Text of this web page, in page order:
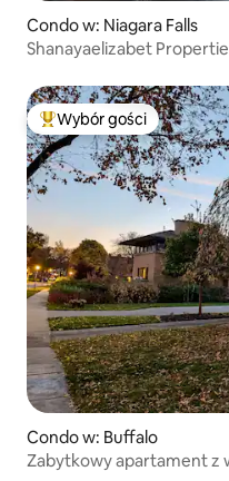
Condo w: Niagara Falls
Shanayaelizabet
Najpopularniejsze z
Wybór gości
Condo w: Buffalo
Zabytkowy apartament z